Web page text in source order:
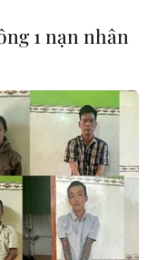
sách 23 cầu
UAE
danh sách thi
Anh, Hai Long,
1 nạn nhân